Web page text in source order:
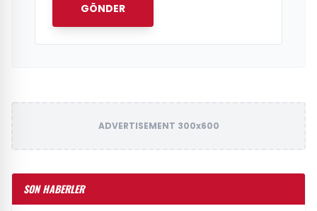
GÖNDER
ADVERTISEMENT 300x600
SON HABERLER